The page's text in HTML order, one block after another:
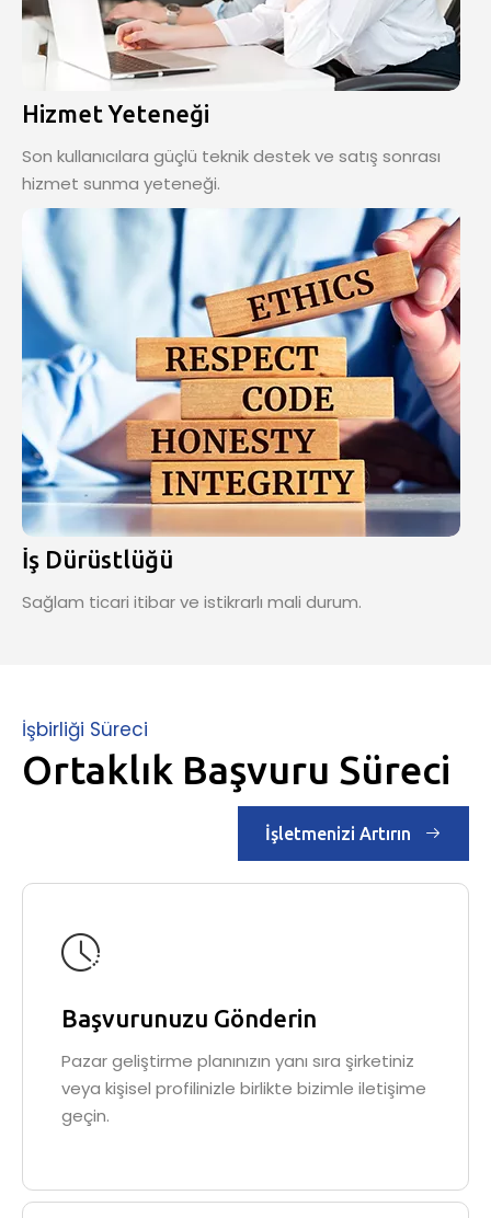
Hizmet Yeteneği
Son kullanıcılara güçlü teknik destek ve satış sonrası
hizmet sunma yeteneği.
İş Dürüstlüğü
Sağlam ticari itibar ve istikrarlı mali durum.
İşbirliği Süreci
Ortaklık Başvuru Süreci
İşletmenizi Artırın
Başvurunuzu Gönderin
Pazar geliştirme planınızın yanı sıra şirketiniz
veya kişisel profilinizle birlikte bizimle iletişime
geçin.